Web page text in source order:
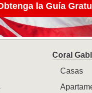
la Guía
Coral
Casas